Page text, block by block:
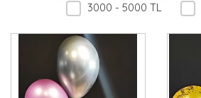
3000 - 5000 TL